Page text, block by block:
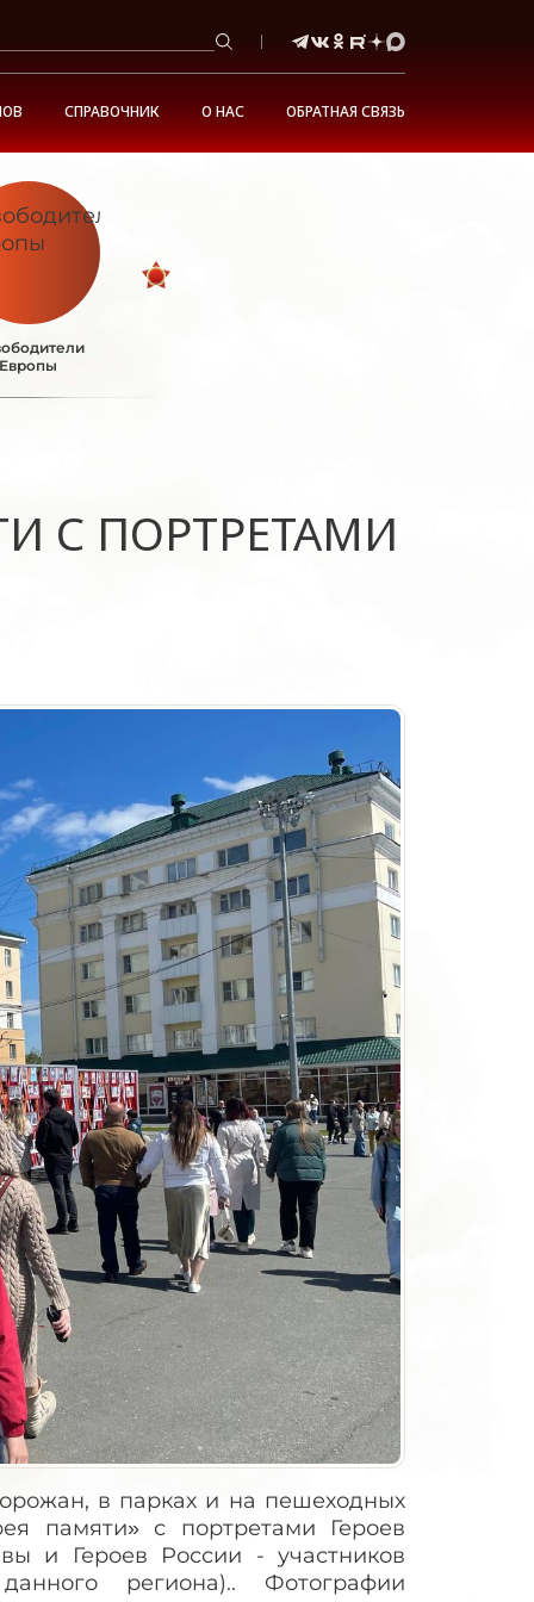
СПРАВОЧНИК О НАС ОБРАТНАЯ СВЯЗЬ
Европы
С ПОРТРЕТАМИ
в парках и на пешеходных
памяти» с портретами Героев
и Героев России - участников
региона).. Фотографии